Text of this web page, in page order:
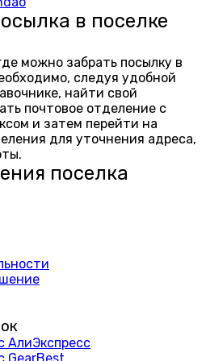
в поселке
можно забрать посылку в
следуя удобной
найти свой
почтовое отделение с
и затем перейти на
для уточнения адреса,
поселка
АлиЭкспресс